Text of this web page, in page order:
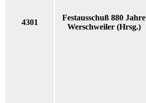
4301
Festausschuß 880 Jahre
Werschweiler (Hrsg.)